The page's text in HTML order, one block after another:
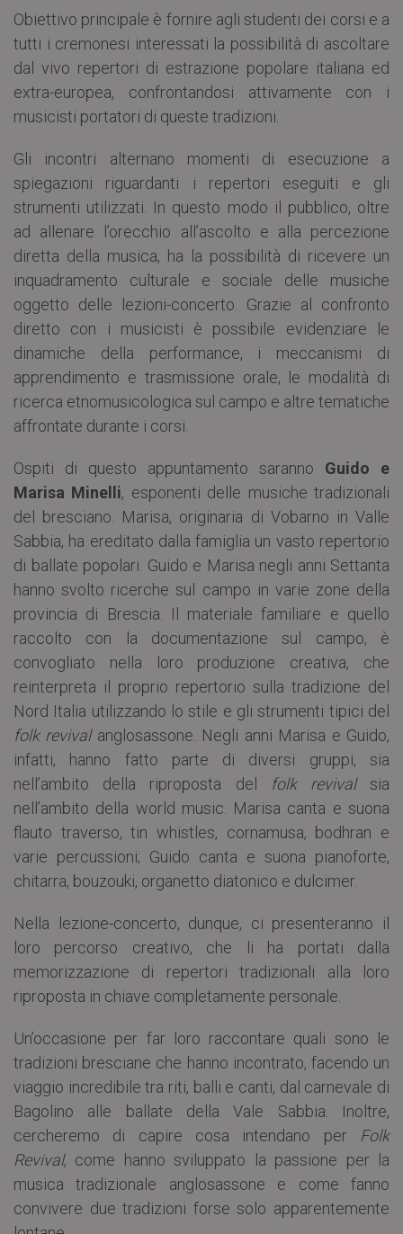
Obiettivo principale è fornire agli studenti dei corsi e a
tutti i cremonesi interessati la possibilità di ascoltare
dal vivo repertori di estrazione popolare italiana ed
extra-europea, confrontandosi attivamente con i
musicisti portatori di queste tradizioni.
Gli incontri alternano momenti di esecuzione a
spiegazioni riguardanti i repertori eseguiti e gli
strumenti utilizzati. In questo modo il pubblico, oltre
ad allenare l’orecchio all’ascolto e alla percezione
diretta della musica, ha la possibilità di ricevere un
inquadramento culturale e sociale delle musiche
oggetto delle lezioni-concerto. Grazie al confronto
diretto con i musicisti è possibile evidenziare le
dinamiche della performance, i meccanismi di
apprendimento e trasmissione orale, le modalità di
ricerca etnomusicologica sul campo e altre tematiche
affrontate durante i corsi.
Ospiti di questo appuntamento saranno Guido e
Marisa Minelli, esponenti delle musiche tradizionali
del bresciano. Marisa, originaria di Vobarno in Valle
Sabbia, ha ereditato dalla famiglia un vasto repertorio
di ballate popolari. Guido e Marisa negli anni Settanta
hanno svolto ricerche sul campo in varie zone della
provincia di Brescia. Il materiale familiare e quello
raccolto con la documentazione sul campo, è
convogliato nella loro produzione creativa, che
reinterpreta il proprio repertorio sulla tradizione del
Nord Italia utilizzando lo stile e gli strumenti tipici del
folk revivalanglosassone. Negli anni Marisa e Guido,
infatti, hanno fatto parte di diversi gruppi, sia
nell’ambito della riproposta del
folk revivalsia
nell’ambito della world music. Marisa canta e suona
flauto traverso, tin whistles, cornamusa, bodhran e
varie percussioni; Guido canta e suona pianoforte,
chitarra, bouzouki, organetto diatonico e dulcimer.
Nella lezione-concerto, dunque, ci presenteranno il
loro percorso creativo, che li ha portati dalla
memorizzazione di repertori tradizionali alla loro
riproposta in chiave completamente personale.
Un’occasione per far loro raccontare quali sono le
tradizioni bresciane che hanno incontrato, facendo un
viaggio incredibile tra riti, balli e canti, dal carnevale di
Bagolino alle ballate della Vale Sabbia. Inoltre,
cercheremo di capire cosa intendano per Folk
Revival, come hanno sviluppato la passione per la
musica tradizionale anglosassone e come fanno
convivere due tradizioni forse solo apparentemente